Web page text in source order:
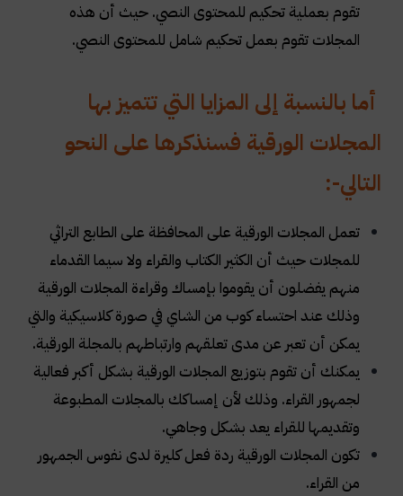
تقوم بعملية تحكيم للمحتوى النصي. حيث أن هذه
المجلات تقوم بعمل تحكيم شامل للمحتوى النصي.
أما بالنسبة إلى المزايا التي تتميز بها
المجلات الورقية فسنذكرها على النحو
التالي:-
تعمل المجلات الورقية على المحافظة على الطابع التراثي
للمجلات حيث أن الكثير الكتاب والقراء ولا سيما القدماء
منهم يفضلون أن يقوموا بإمساك وقراءة المجلات الورقية
وذلك عند احتساء كوب من الشاي في صورة كلاسيكية والتي
يمكن أن تعبر عن مدى تعلقهم وارتباطهم بالمجلة الورقية.
يمكنك أن تقوم بتوزيع المجلات الورقية بشكل أكبر فعالية
لجمهور القراء. وذلك لأن إمساكك بالمجلات المطبوعة
وتقديمها للقراء يعد بشكل وجاهي.
تكون المجلات الورقية ردة فعل كليرة لدى نفوس الجمهور
من القراء.